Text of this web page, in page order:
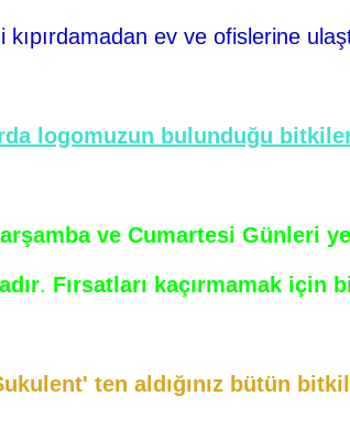
kıpırdamadan ev ve ofislerine
logomuzun bulunduğu
ve Cumartesi Günleri
. Fırsatları kaçırmamak için
ten aldığınız bütün